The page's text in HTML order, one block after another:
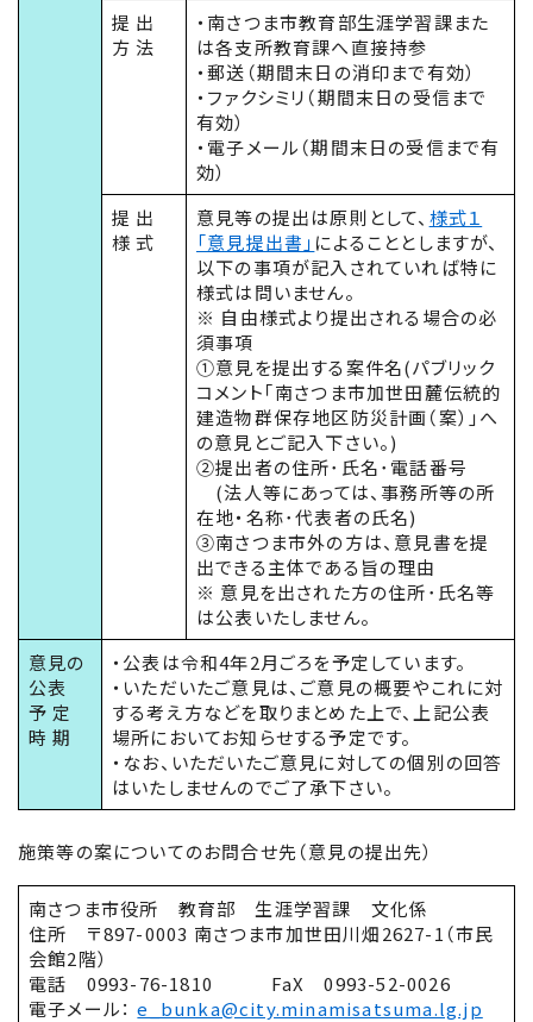
提 出
方 法
・南さつま市教育部生涯学習課また
は各支所教育課へ直接持参
・郵送（期間末日の消印まで有効）
・ファクシミリ（期間末日の受信まで
有効）
・電子メール（期間末日の受信まで有
効）
提 出
様 式
意見等の提出は原則として、 様式１
「意見提出書」 によることとしますが、
以下の事項が記入されていれば特に
様式は問いません。
※ 自由様式より提出される場合の必
須事項
①意見を提出する案件名(パブリック
コメント｢南さつま市加世田麓伝統的
建造物群保存地区防災計画（案）｣へ
の意見とご記入下さい。)
②提出者の住所･氏名･電話番号
(法人等にあっては、事務所等の所
在地・名称･代表者の氏名)
③南さつま市外の方は、意見書を提
出できる主体である旨の理由
※ 意見を出された方の住所･氏名等
は公表いたしません。
意見の
公表
予 定
時 期
・公表は令和4年2月ごろを予定しています。
・いただいたご意見は、ご意見の概要やこれに対
する考え方などを取りまとめた上で、上記公表
場所においてお知らせする予定です。
・なお、いただいたご意見に対しての個別の回答
はいたしませんのでご了承下さい。
施策等の案についてのお問合せ先（意見の提出先）
南さつま市役所 教育部 生涯学習課 文化係
住所 〒897-0003 南さつま市加世田川畑2627-1（市民
会館2階）
電話 0993-76-1810 FaX 0993-52-0026
電子メール：e_bunka@city.minamisatsuma.lg.jp